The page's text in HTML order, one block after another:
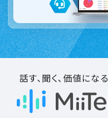
話す、聞く、価値になる